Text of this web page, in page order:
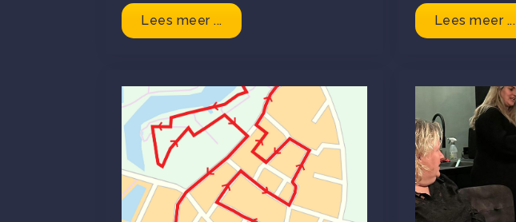
Lees meer ... Lees meer ...